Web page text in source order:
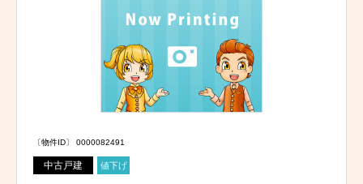
〔物件ID〕 0000082491
中古戸建 値下げ